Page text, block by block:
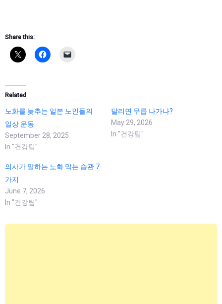
Share this:
Related
노화를 늦추는 일본 노인들의
일상 운동
September 28, 2025
In "건강팁"
달리면 무릅 나가나?
May 29, 2026
In "건강팁"
의사가 말하는 노화 막는 습관 7
가지
June 7, 2026
In "건강팁"